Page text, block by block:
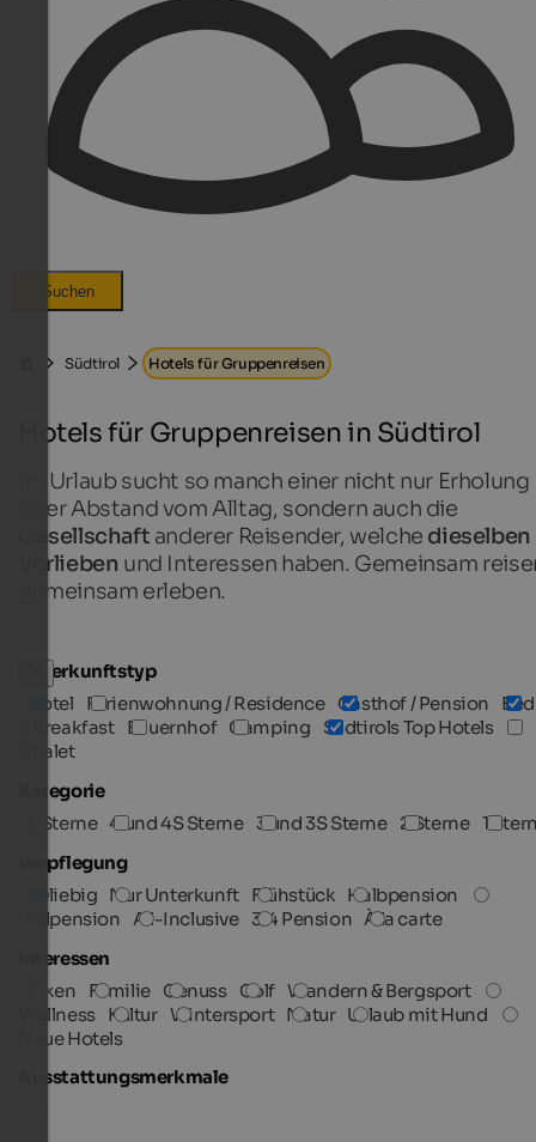
Suchen
Südtirol Hotels für Gruppenreisen
Hotels für Gruppenreisen in Südtirol
Im Urlaub sucht so manch einer nicht nur Erholung
oder Abstand vom Alltag, sondern auch die
Gesellschaft anderer Reisender, welche dieselben
Vorlieben und Interessen haben. Gemeinsam
gemeinsam erleben.
Unterkunftstyp
Hotel
Ferienwohnung / Residence Gasthof / Pension
Bed
& Breakfast Bauernhof Camping
Südtirols Top Hotels
Chalet
Kategorie
5 Sterne 4 und 4S Sterne 3 und 3S Sterne 2 Sterne 1
Verpflegung
Beliebig Nur Unterkunft Frühstück Halbpension
Vollpension All-Inclusive 3/4 Pension À la carte
Interessen
Biken
Familie Genuss Golf Wandern & Bergsport
Wellness Kultur Wintersport Natur Urlaub mit Hund
Neue Hotels
Ausstattungsmerkmale